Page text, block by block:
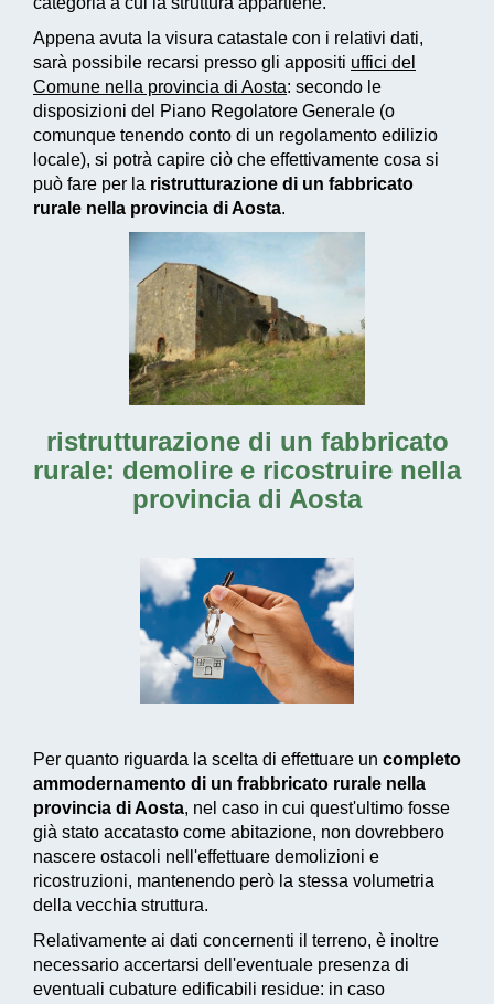
Appena avuta la visura catastale con i relativi dati,
sarà possibile recarsi presso gli appositi uffici del
Comune nella provincia di Aosta: secondo le
disposizioni del Piano Regolatore Generale (o
comunque tenendo conto di un regolamento edilizio
locale), si potrà capire ciò che effettivamente cosa si
può fare per la ristrutturazione di un fabbricato
rurale nella provincia di Aosta.
ristrutturazione di un fabbricato
rurale: demolire e ricostruire nella
provincia di Aosta
Per quanto riguarda la scelta di effettuare un completo
ammodernamento di un frabbricato rurale nella
provincia di Aosta, nel caso in cui quest'ultimo fosse
già stato accatasto come abitazione, non dovrebbero
nascere ostacoli nell'effettuare demolizioni e
ricostruzioni, mantenendo però la stessa volumetria
della vecchia struttura.
Relativamente ai dati concernenti il terreno, è inoltre
necessario accertarsi dell'eventuale presenza di
eventuali cubature edificabili residue: in caso